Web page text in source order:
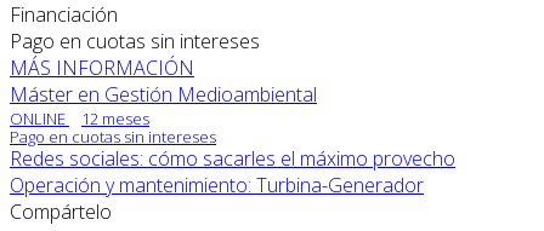
Financiación
Pago en cuotas sin intereses
MÁS INFORMACIÓN
Máster en Gestión Medioambiental
ONLINE
12 meses
Pago en cuotas sin intereses
Redes sociales: cómo sacarles el máximo provecho
Operación y mantenimiento: Turbina-Generador
Compártelo